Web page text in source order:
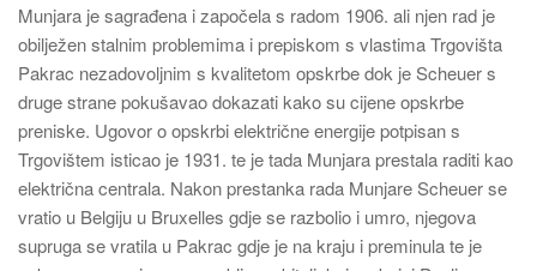
Munjara je sagrađena i započela s radom 1906. ali njen rad je
obilježen stalnim problemima i prepiskom s vlastima Trgovišta
Pakrac nezadovoljnim s kvalitetom opskrbe dok je Scheuer s
druge strane pokušavao dokazati kako su cijene opskrbe
preniske. Ugovor o opskrbi električne energije potpisan s
Trgovištem isticao je 1931. te je tada Munjara prestala raditi kao
električna centrala. Nakon prestanka rada Munjare Scheuer se
vratio u Belgiju u Bruxelles gdje se razbolio i umro, njegova
supruga se vratila u Pakrac gdje je na kraju i preminula te je